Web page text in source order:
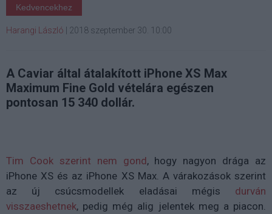
Kedvencekhez
Harangi László 2018 szeptember 30. 10:00
A Caviar által átalakított iPhone XS Max
Maximum Fine Gold vételára egészen
pontosan 15 340 dollár.
Tim Cook szerint nem gond, hogy nagyon drága az
iPhone XS és az iPhone XS Max. A várakozások szerint
az új csúcsmodellek eladásai mégis durván
visszaeshetnek, pedig még alig jelentek meg a piacon.